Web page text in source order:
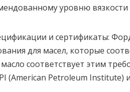
уровню
и сертификаты:
для масел, которые
соответствует этим
(American Petroleum Institute)